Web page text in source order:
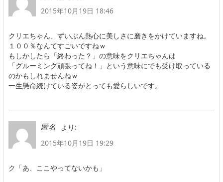
2015年10月19日 18:46
クリエちゃん、ずいぶん熱心に美しさに磨きをかけていますね。
１００％なんてすごいですねｗ
もしかしたら「終わった？」の意味をクリエちゃんは
「グルーミング頑張ってね！」という意味にでも受け取っている
のかもしれませんねｗ
一生懸命続けている姿がとっても愛らしいです。
匿名
より:
2015年10月19日 19:29
ク「あ、ここやってないかも」